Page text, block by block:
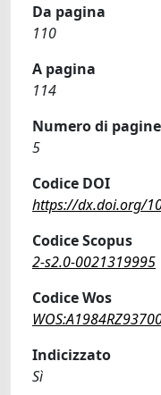
Da pagina
110
A pagina
114
Numero di pagine
5
Codice DOI
https://dx.doi.org/
Codice Scopus
2-s2.0-0021319995
Codice Wos
Indicizzato
Sì